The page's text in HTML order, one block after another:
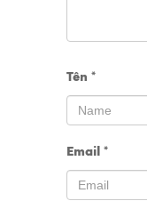
Tên *
Email *